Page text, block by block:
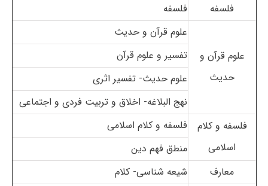
فلسفه
فلسفه
علوم قرآن و
حدیث
علوم قرآن و حدیث
تفسیر و علوم قرآن
علوم حدیث- تفسیر اثری
نهج البلاغه- اخلاق و تربیت فردی و اجتماعی
فلسفه و کلام
اسلامی
فلسفه و کلام اسلامی
منطق فهم دین
معارف
شیعه شناسی- کلام